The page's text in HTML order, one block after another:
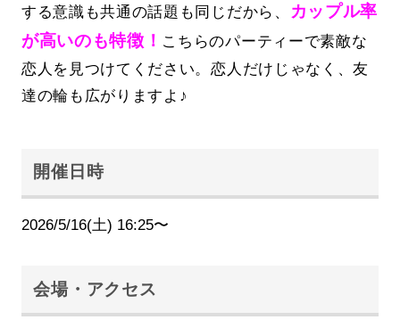
する意識も共通の話題も同じだから、
カップル率
が高いのも特徴！ こちらのパーティーで素敵な
恋人を見つけてください。恋人だけじゃなく、友
達の輪も広がりますよ♪
開催日時
2026/5/16(土) 16:25〜
会場・アクセス